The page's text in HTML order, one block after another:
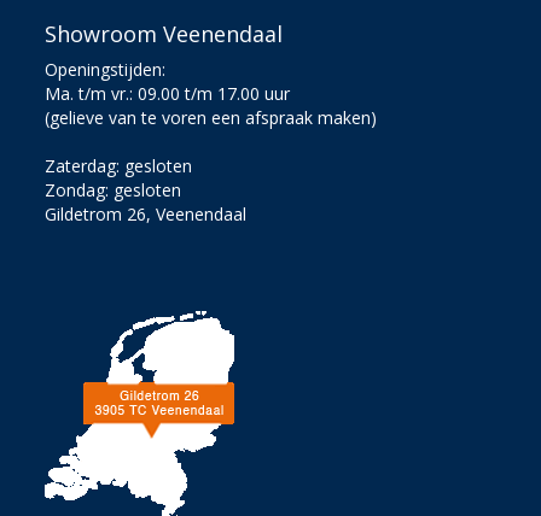
Showroom Veenendaal
Openingstijden:
Ma. t/m vr.: 09.00 t/m 17.00 uur
(gelieve van te voren een afspraak maken)
Zaterdag: gesloten
Zondag: gesloten
Gildetrom 26, Veenendaal